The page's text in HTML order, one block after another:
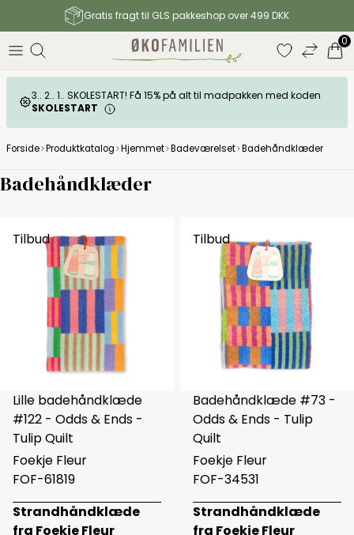
Gratis fragt til GLS pakkeshop over 499 DKK
0
3.. 2.. 1.. SKOLESTART! Få 15% på alt til madpakken med koden
SKOLESTART
Forside Produktkatalog Hjemmet Badeværelset Badehåndklæder
Badehåndklæder
Tilbud
Lille badehåndklæde
#122 - Odds & Ends -
Tulip Quilt
Foekje Fleur
FOF-61819
Strandhåndklæde
fra Foekje Fleur
Tilbud
Badehåndklæde #73 -
Odds & Ends - Tulip
Quilt
Foekje Fleur
FOF-34531
Strandhåndklæde
fra Foekje Fleur